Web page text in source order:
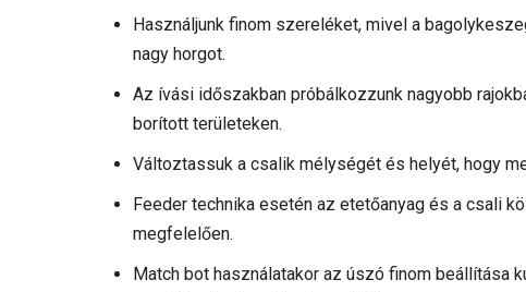
Használjunk finom szereléket, mivel a
nagy horgot.
Az ívási időszakban próbálkozzunk nagyobb
borított területeken.
Változtassuk a csalik mélységét és helyét, hogy
Feeder technika esetén az etetőanyag és a csali
megfelelően.
Match bot használatakor az úszó finom beállítása